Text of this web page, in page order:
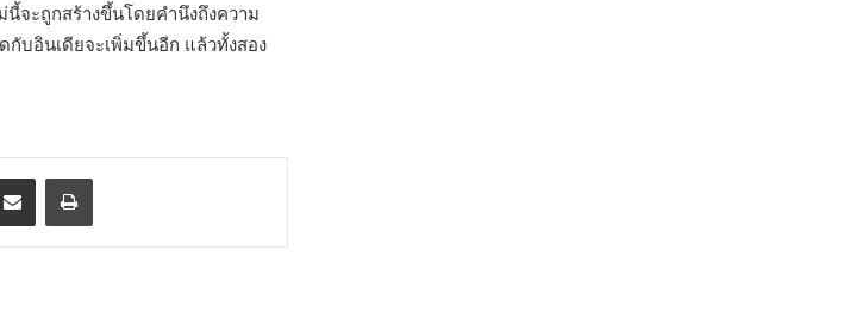
จะถูกสร้างขึ้นโดยคำนึงถึงความ
บอินเดียจะเพิ่มขึ้นอีก แล้วทั้งสอง
Share via Email Print